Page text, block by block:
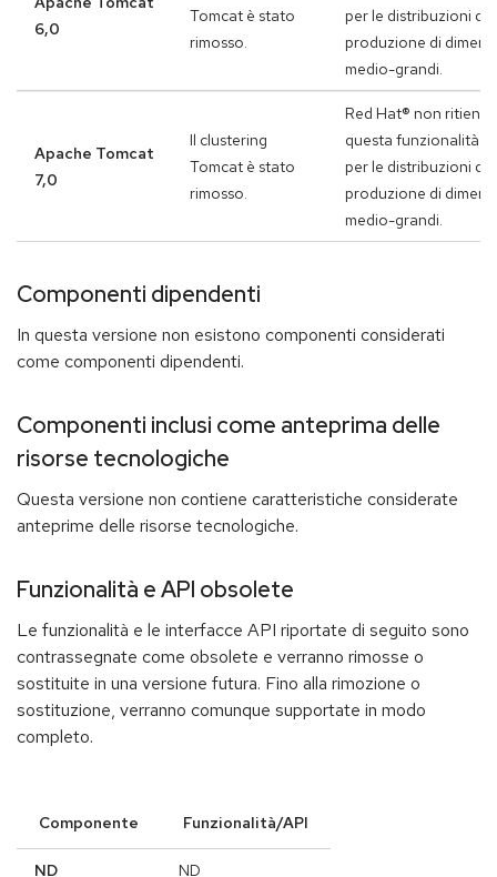
6,0
Tomcat è stato
rimosso.
per le distribuzioni di
produzione di
medio-grandi.
Apache Tomcat
7,0
Il clustering
Tomcat è stato
rimosso.
Red Hat® non ritiene
questa funzionalità
per le distribuzioni di
produzione di
medio-grandi.
Componenti dipendenti
In questa versione non esistono componenti considerati
come componenti dipendenti.
Componenti inclusi come anteprima delle
risorse tecnologiche
Questa versione non contiene caratteristiche considerate
anteprime delle risorse tecnologiche.
Funzionalità e API obsolete
Le funzionalità e le interfacce API riportate di seguito sono
contrassegnate come obsolete e verranno rimosse o
sostituite in una versione futura. Fino alla rimozione o
sostituzione, verranno comunque supportate in modo
completo.
Componente Funzionalità/API
ND ND